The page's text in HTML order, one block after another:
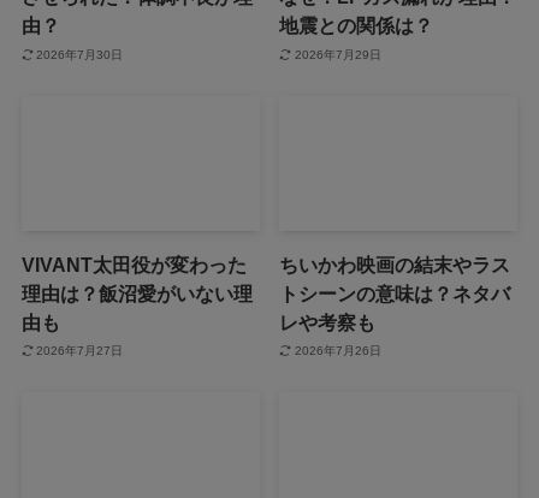
由？
2026年7月30日
地震との関係は？
2026年7月29日
VIVANT太田役が変わった
理由は？飯沼愛がいない理
由も
2026年7月27日
ちいかわ映画の結末やラス
トシーンの意味は？ネタバ
レや考察も
2026年7月26日